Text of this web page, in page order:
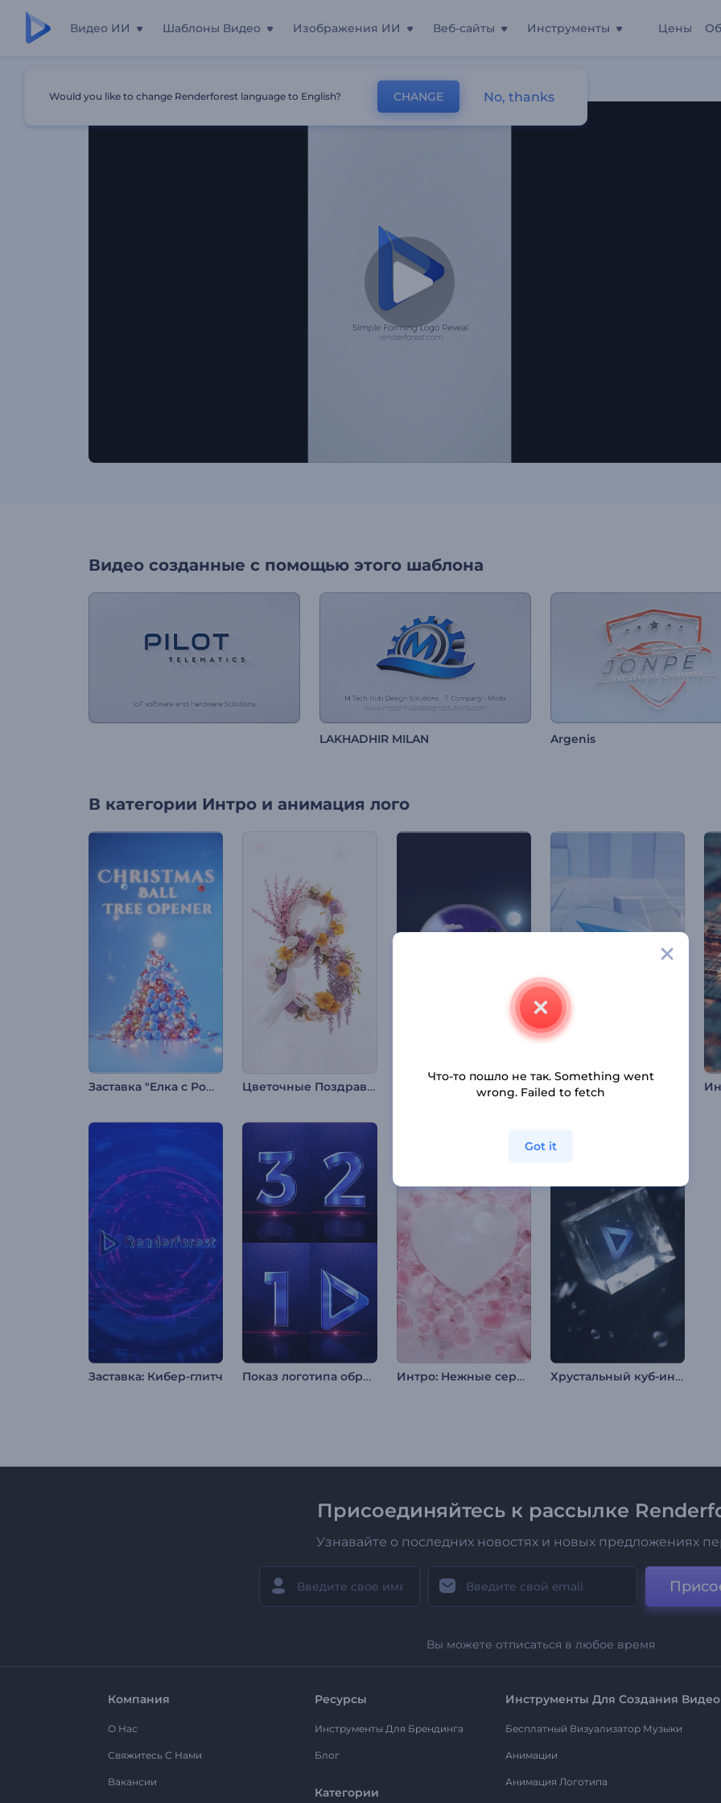
Видео ИИ Шаблоны Видео Изображения ИИ Веб-сайты Инструменты Цены
Видео созданные с помощью этого шаблона
LAKHADHIR MILAN Argenis
В категории Интро и анимация лого
Заставка "Елка с Рождественскими шарами" Цветочные Поздравления с 8 Марта Интро День и Ночь
Заставка: Кибер-глитч Показ логотипа обратного отсчета Интро: Нежные сердца Хрустальный куб-интро
Присоединяйтесь к рассылке
Узнавайте о последних новостях и новых предложениях
Вы можете отписаться в любое время
Компания
О Нас
Свяжитесь С Нами
Вакансии
Ресурсы
Инструменты Для Брендинга
Блог
Категории
Инструменты Для Создания Видео
Бесплатный Визуализатор Музыки
Анимации
Анимация Логотипа
Would you like to change Renderforest language to English? CHANGE No, thanks
Что-то пошло не так. Something went
wrong. Failed to fetch
Got it